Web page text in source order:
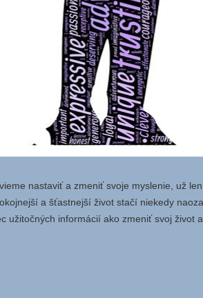
nastaviť a zmeniť svoje myslenie, už
a šťastnejší život stačí niekedy
užitočných informácií ako zmeniť svoj život